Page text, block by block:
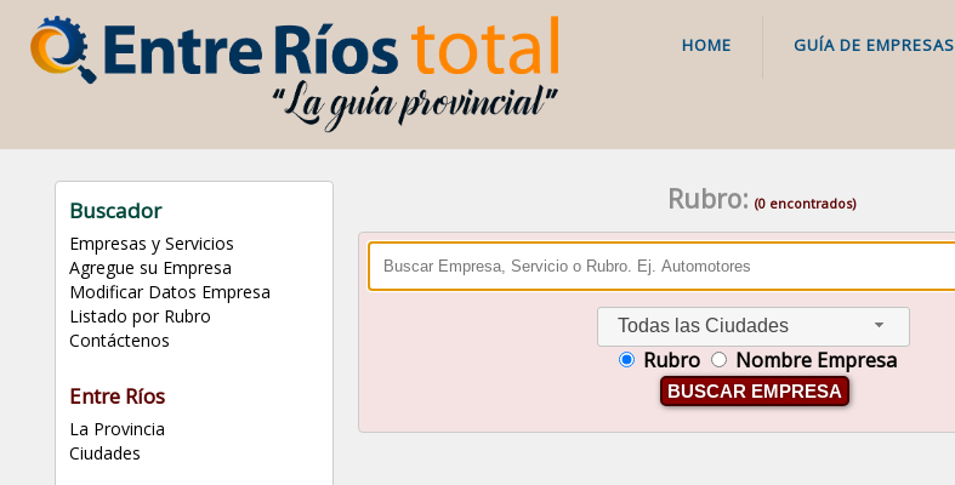
HOME GUÍA DE EMPRESAS
Buscador
Empresas y Servicios
Agregue su Empresa
Modificar Datos Empresa
Listado por Rubro
Contáctenos
Entre Ríos
La Provincia
Ciudades
Rubro: (0 encontrados)
Todas las Ciudades
Rubro Nombre Empresa
BUSCAR EMPRESA